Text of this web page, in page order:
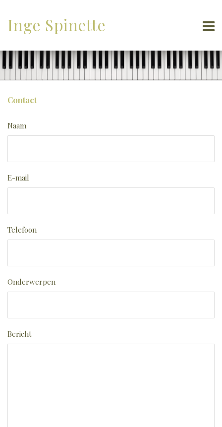
Inge Spinette
Contact
Naam
E-mail
Telefoon
Onderwerpen
Bericht